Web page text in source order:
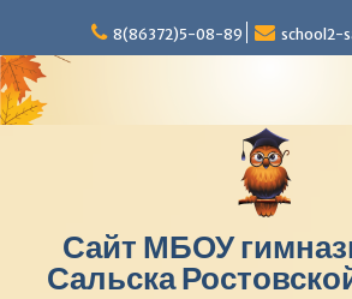
р
е
й
8(86372)5-08-89 school2-
Сайт МБОУ
Сальска